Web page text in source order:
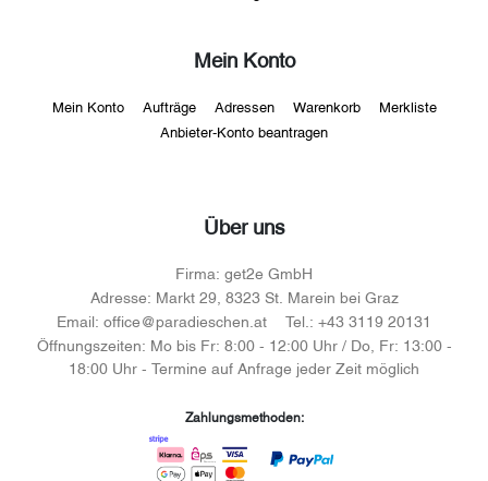
Mein Konto
Mein Konto Aufträge Adressen Warenkorb Merkliste
Anbieter-Konto beantragen
Über uns
Firma: get2e GmbH
Adresse: Markt 29, 8323 St. Marein bei Graz
Email: office@paradieschen.at Tel.: +43 3119 20131
Öffnungszeiten: Mo bis Fr: 8:00 - 12:00 Uhr / Do, Fr: 13:00 -
18:00 Uhr - Termine auf Anfrage jeder Zeit möglich
Zahlungsmethoden: